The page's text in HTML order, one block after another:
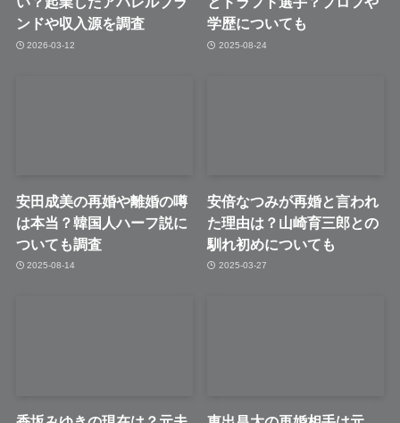
ンドや収入源を調査
2026-03-12
学歴についても
2025-08-24
安田成美の再婚や離婚の噂
は本当？韓国人ハーフ説に
ついても調査
2025-08-14
安倍なつみが再婚と言われ
た理由は？山崎育三郎との
馴れ初めについても
2025-03-27